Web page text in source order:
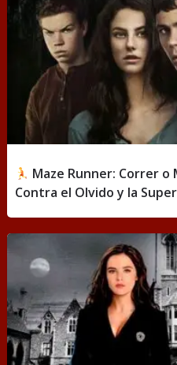
Maze Runner: Correr o
Contra el Olvido y la